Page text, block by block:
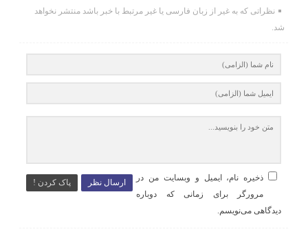
نظراتی که به غیر از زبان فارسی یا غیر مرتبط با خبر باشد منتشر نخواهد
شد.
ارسال نظر پاک کردن !
ذخیره نام، ایمیل و وبسایت من در
مرورگر برای زمانی که دوباره
دیدگاهی می‌نویسم.